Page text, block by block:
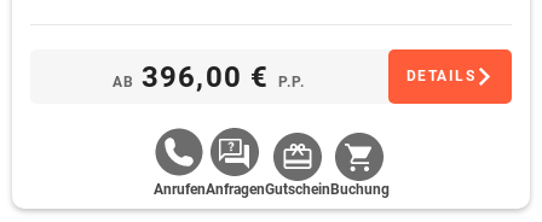
AB 396,00 € P.P. DETAILS
AnrufenAnfragenGutschein Buchung